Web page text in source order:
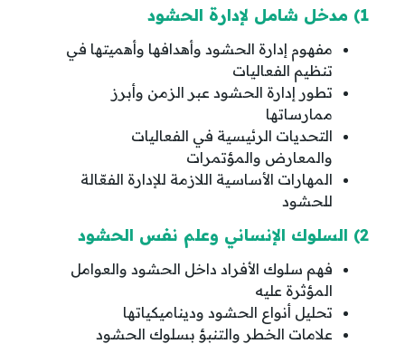
1) مدخل شامل لإدارة الحشود
مفهوم إدارة الحشود وأهدافها وأهميتها في
تنظيم الفعاليات
تطور إدارة الحشود عبر الزمن وأبرز
ممارساتها
التحديات الرئيسية في الفعاليات
والمعارض والمؤتمرات
المهارات الأساسية اللازمة للإدارة الفعّالة
للحشود
2) السلوك الإنساني وعلم نفس الحشود
فهم سلوك الأفراد داخل الحشود والعوامل
المؤثرة عليه
تحليل أنواع الحشود وديناميكياتها
علامات الخطر والتنبؤ بسلوك الحشود